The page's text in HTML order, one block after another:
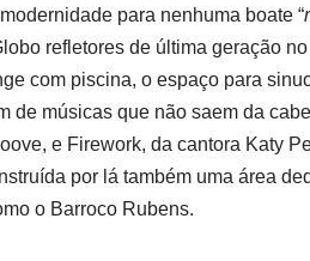
para nenhuma boate “
refletores de última geração
com piscina, o espaço para
de músicas que não saem da
e Firework, da cantora Katy
por lá também uma área
o Barroco Rubens.